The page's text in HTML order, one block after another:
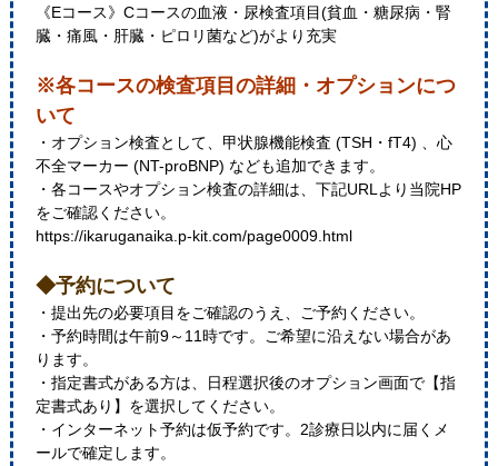
《Eコース》Cコースの血液・尿検査項目(貧血・糖尿病・腎
臓・痛風・肝臓・ピロリ菌など)がより充実
※各コースの検査項目の詳細・オプションにつ
いて
・オプション検査として、甲状腺機能検査 (TSH・fT4) 、心
不全マーカー (NT-proBNP) なども追加できます。
・各コースやオプション検査の詳細は、下記URLより当院HP
をご確認ください。
https://ikaruganaika.p-kit.com/page0009.html
◆予約について
・提出先の必要項目をご確認のうえ、ご予約ください。
・予約時間は午前9～11時です。ご希望に沿えない場合があ
ります。
・指定書式がある方は、日程選択後のオプション画面で【指
定書式あり】を選択してください。
・インターネット予約は仮予約です。2診療日以内に届くメ
ールで確定します。